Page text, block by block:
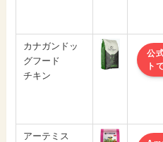
カナガンドッ
グフード
チキン
公
ト
アーテミス